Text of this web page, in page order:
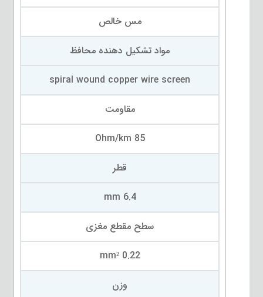
مس خالص
مواد تشکیل دهنده محافظ
spiral wound copper wire screen
مقاومت
85 Ohm/km
قطر
6.4 mm
سطح مقطع مغزی
0.22 mm²
وزن